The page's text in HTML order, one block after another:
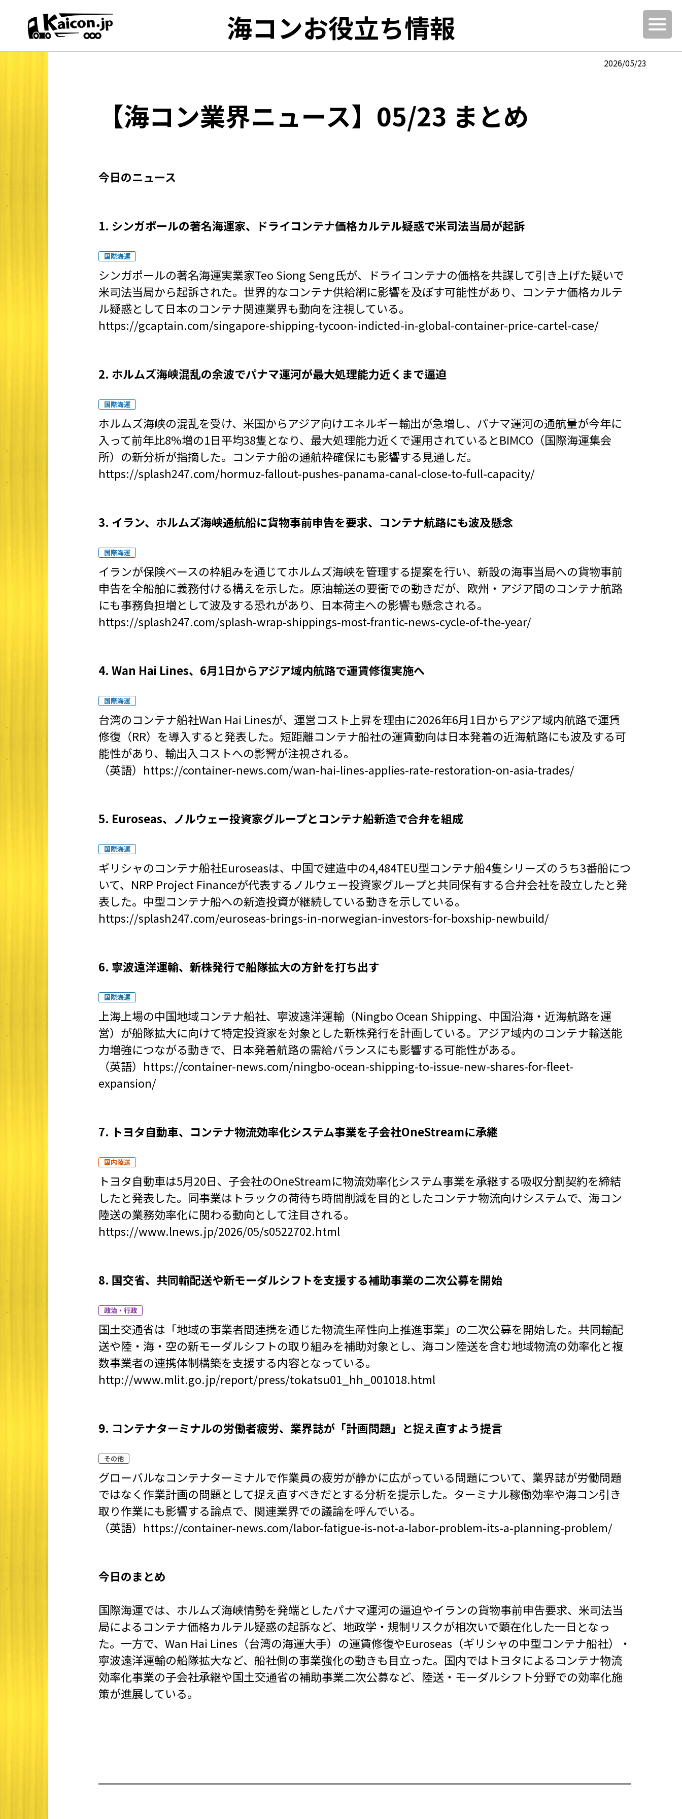
海コンお役立ち情報
2026/05/23
【海コン業界ニュース】05/23 まとめ
今日のニュース
1. シンガポールの著名海運家、ドライコンテナ価格カルテル疑惑で米司法当局が起訴
国際海運
シンガポールの著名海運実業家Teo Siong Seng氏が、ドライコンテナの価格を共謀して引き上げた疑いで
米司法当局から起訴された。世界的なコンテナ供給網に影響を及ぼす可能性があり、コンテナ価格カルテ
ル疑惑として日本のコンテナ関連業界も動向を注視している。
https://gcaptain.com/singapore-shipping-tycoon-indicted-in-global-container-price-cartel-case/
2. ホルムズ海峡混乱の余波でパナマ運河が最大処理能力近くまで逼迫
国際海運
ホルムズ海峡の混乱を受け、米国からアジア向けエネルギー輸出が急増し、パナマ運河の通航量が今年に
入って前年比8%増の1日平均38隻となり、最大処理能力近くで運用されているとBIMCO（国際海運集会
所）の新分析が指摘した。コンテナ船の通航枠確保にも影響する見通しだ。
https://splash247.com/hormuz-fallout-pushes-panama-canal-close-to-full-capacity/
3. イラン、ホルムズ海峡通航船に貨物事前申告を要求、コンテナ航路にも波及懸念
国際海運
イランが保険ベースの枠組みを通じてホルムズ海峡を管理する提案を行い、新設の海事当局への貨物事前
申告を全船舶に義務付ける構えを示した。原油輸送の要衝での動きだが、欧州・アジア間のコンテナ航路
にも事務負担増として波及する恐れがあり、日本荷主への影響も懸念される。
https://splash247.com/splash-wrap-shippings-most-frantic-news-cycle-of-the-year/
4. Wan Hai Lines、6月1日からアジア域内航路で運賃修復実施へ
国際海運
台湾のコンテナ船社Wan Hai Linesが、運営コスト上昇を理由に2026年6月1日からアジア域内航路で運賃
修復（RR）を導入すると発表した。短距離コンテナ船社の運賃動向は日本発着の近海航路にも波及する可
能性があり、輸出入コストへの影響が注視される。
（英語） https://container-news.com/wan-hai-lines-applies-rate-restoration-on-asia-trades/
5. Euroseas、ノルウェー投資家グループとコンテナ船新造で合弁を組成
国際海運
ギリシャのコンテナ船社Euroseasは、中国で建造中の4,484TEU型コンテナ船4隻シリーズのうち3番船につ
いて、NRP Project Financeが代表するノルウェー投資家グループと共同保有する合弁会社を設立したと発
表した。中型コンテナ船への新造投資が継続している動きを示している。
https://splash247.com/euroseas-brings-in-norwegian-investors-for-boxship-newbuild/
6. 寧波遠洋運輸、新株発行で船隊拡大の方針を打ち出す
国際海運
上海上場の中国地域コンテナ船社、寧波遠洋運輸（Ningbo Ocean Shipping、中国沿海・近海航路を運
営）が船隊拡大に向けて特定投資家を対象とした新株発行を計画している。アジア域内のコンテナ輸送能
力増強につながる動きで、日本発着航路の需給バランスにも影響する可能性がある。
（英語） https://container-news.com/ningbo-ocean-shipping-to-issue-new-shares-for-fleet-
expansion/
7. トヨタ自動車、コンテナ物流効率化システム事業を子会社OneStreamに承継
国内陸送
トヨタ自動車は5月20日、子会社のOneStreamに物流効率化システム事業を承継する吸収分割契約を締結
したと発表した。同事業はトラックの荷待ち時間削減を目的としたコンテナ物流向けシステムで、海コン
陸送の業務効率化に関わる動向として注目される。
https://www.lnews.jp/2026/05/s0522702.html
8. 国交省、共同輸配送や新モーダルシフトを支援する補助事業の二次公募を開始
政治・行政
国土交通省は「地域の事業者間連携を通じた物流生産性向上推進事業」の二次公募を開始した。共同輸配
送や陸・海・空の新モーダルシフトの取り組みを補助対象とし、海コン陸送を含む地域物流の効率化と複
数事業者の連携体制構築を支援する内容となっている。
http://www.mlit.go.jp/report/press/tokatsu01_hh_001018.html
9. コンテナターミナルの労働者疲労、業界誌が「計画問題」と捉え直すよう提言
その他
グローバルなコンテナターミナルで作業員の疲労が静かに広がっている問題について、業界誌が労働問題
ではなく作業計画の問題として捉え直すべきだとする分析を提示した。ターミナル稼働効率や海コン引き
取り作業にも影響する論点で、関連業界での議論を呼んでいる。
（英語） https://container-news.com/labor-fatigue-is-not-a-labor-problem-its-a-planning-problem/
今日のまとめ
国際海運では、ホルムズ海峡情勢を発端としたパナマ運河の逼迫やイランの貨物事前申告要求、米司法当
局によるコンテナ価格カルテル疑惑の起訴など、地政学・規制リスクが相次いで顕在化した一日となっ
た。一方で、Wan Hai Lines（台湾の海運大手）の運賃修復やEuroseas（ギリシャの中型コンテナ船社）・
寧波遠洋運輸の船隊拡大など、船社側の事業強化の動きも目立った。国内ではトヨタによるコンテナ物流
効率化事業の子会社承継や国土交通省の補助事業二次公募など、陸送・モーダルシフト分野での効率化施
策が進展している。